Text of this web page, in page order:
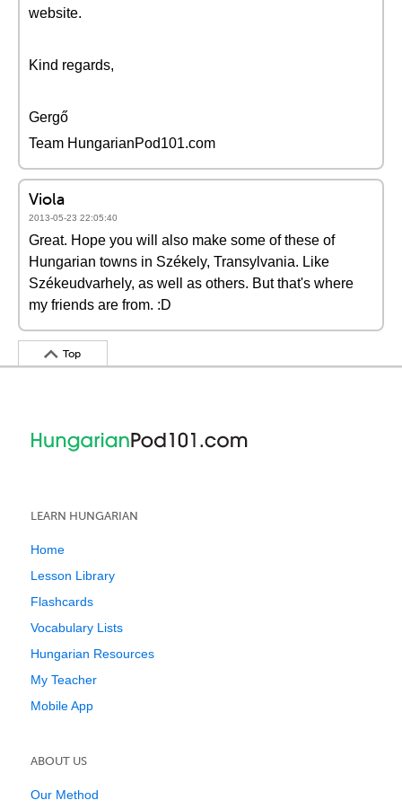
website.
Kind regards,
Gergő
Team HungarianPod101.com
Viola
2013-05-23 22:05:40
Great. Hope you will also make some of these of
Hungarian towns in Székely, Transylvania. Like
Székeudvarhely, as well as others. But that's where
my friends are from. :D
Top
LEARN HUNGARIAN
Home
Lesson Library
Flashcards
Vocabulary Lists
Hungarian Resources
My Teacher
Mobile App
ABOUT US
Our Method